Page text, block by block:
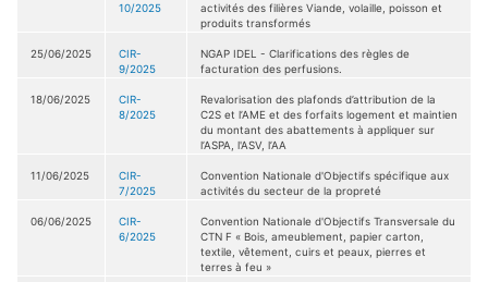
10/2025
activités des filières Viande, volaille, poisson et
produits transformés
25/06/2025
CIR-
9/2025
NGAP IDEL - Clarifications des règles de
facturation des perfusions.
18/06/2025
CIR-
8/2025
Revalorisation des plafonds d’attribution de la
C2S et l’AME et des forfaits logement et maintien
du montant des abattements à appliquer sur
l’ASPA, l'ASV, l’AA
11/06/2025
CIR-
7/2025
Convention Nationale d'Objectifs spécifique aux
activités du secteur de la propreté
06/06/2025
CIR-
6/2025
Convention Nationale d'Objectifs Transversale du
CTN F « Bois, ameublement, papier carton,
textile, vêtement, cuirs et peaux, pierres et
terres à feu »